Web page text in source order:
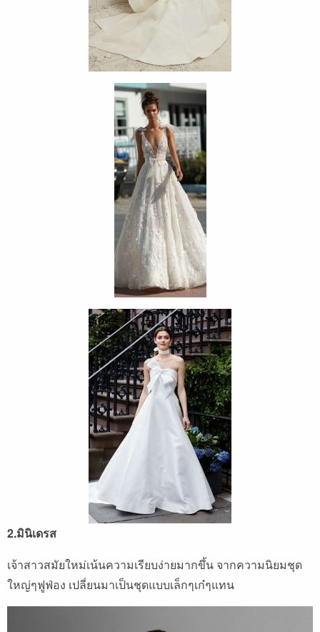
2.มินิเดรส
เจ้าสาวสมัยใหม่เน้นความเรียบง่ายมากขึ้น จากความนิยมชุด
ใหญ่ๆฟูฟ่อง เปลี่ยนมาเป็นชุดแบบเล็กๆเก๋ๆแทน